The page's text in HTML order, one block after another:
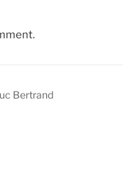
Bertrand